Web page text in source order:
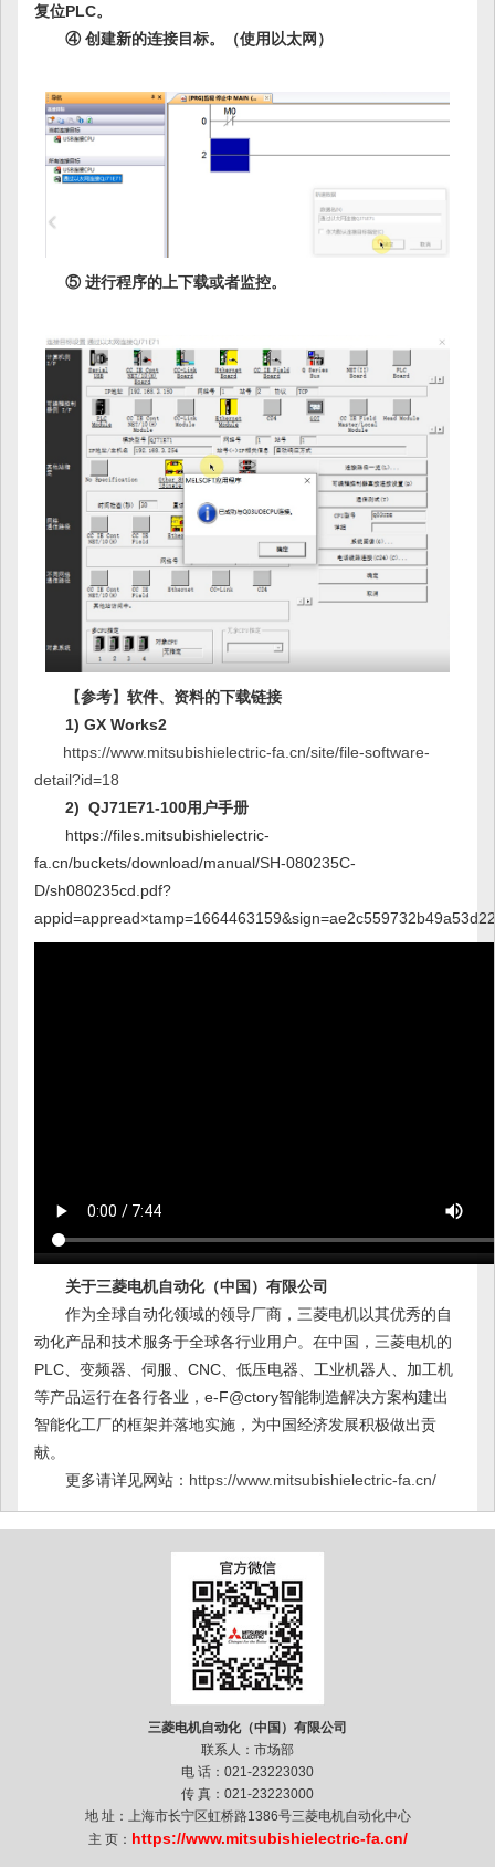
复位PLC。
④ 创建新的连接目标。（使用以太网）
⑤ 进行程序的上下载或者监控。
【参考】软件、资料的下载链接
1) GX Works2
https://www.mitsubishielectric-fa.cn/site/file-software-
detail?id=18
2) QJ71E71-100用户手册
https://files.mitsubishielectric-
fa.cn/buckets/download/manual/SH-080235C-
D/sh080235cd.pdf?
关于三菱电机自动化（中国）有限公司
作为全球自动化领域的领导厂商，三菱电机以其优秀的自
动化产品和技术服务于全球各行业用户。在中国，三菱电机的
PLC、变频器、伺服、CNC、低压电器、工业机器人、加工机
等产品运行在各行各业，e-F@ctory智能制造解决方案构建出
智能化工厂的框架并落地实施，为中国经济发展积极做出贡
献。
更多请详见网站： https://www.mitsubishielectric-fa.cn/
三菱电机自动化（中国）有限公司
联系人：市场部
电 话：021-23223030
传 真：021-23223000
地 址：上海市长宁区虹桥路1386号三菱电机自动化中心
主 页： https://www.mitsubishielectric-fa.cn/